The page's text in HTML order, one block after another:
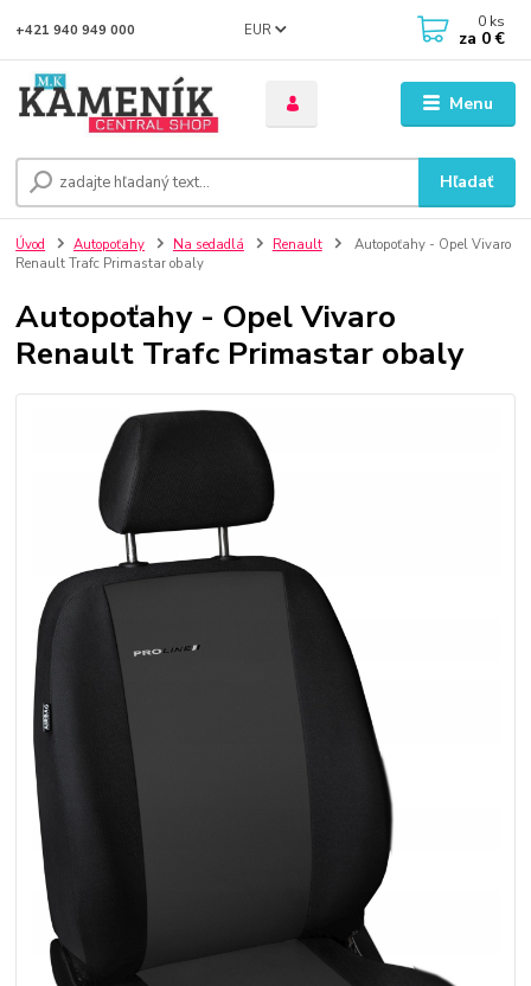
Menu
EUR
Hľadať
+421 940 949 000 0 ks
za 0 €
Úvod Autopoťahy Na sedadlá Renault
Autopoťahy - Opel Vivaro
Renault Trafc Primastar obaly
Autopoťahy - Opel Vivaro
Renault Trafc Primastar obaly